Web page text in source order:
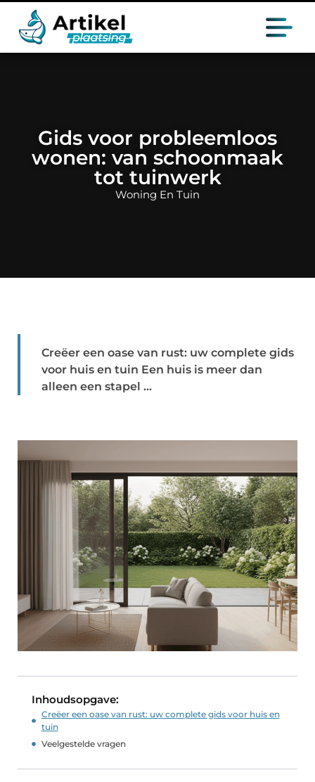
Gids voor probleemloos
wonen: van schoonmaak
tot tuinwerk
Woning En Tuin
Creëer een oase van rust: uw complete gids
voor huis en tuin Een huis is meer dan
alleen een stapel ...
Inhoudsopgave:
Creëer een oase van rust: uw complete gids voor huis en
tuin
Veelgestelde vragen